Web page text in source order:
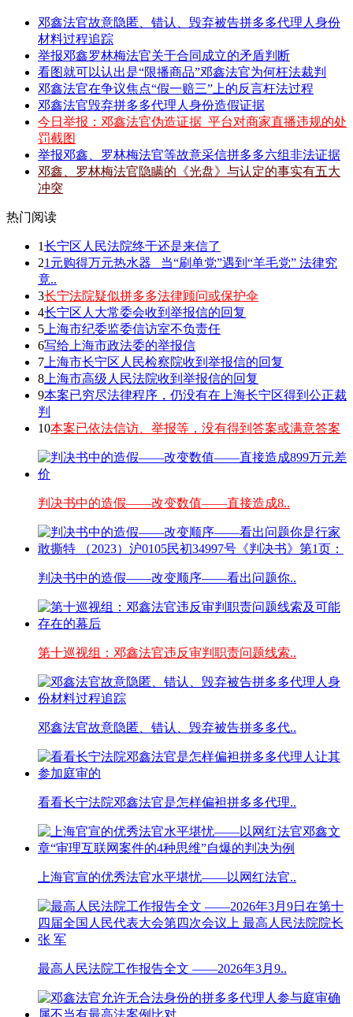
邓鑫法官故意隐匿、错认、毁弃被告拼多多代理人身份
材料过程追踪
举报邓鑫罗林梅法官关于合同成立的矛盾判断
看图就可以认出是“限播商品”邓鑫法官为何枉法裁判
邓鑫法官在争议焦点“假一赔三”上的反言枉法过程
邓鑫法官毁弃拼多多代理人身份造假证据
今日举报：邓鑫法官伪造证据_平台对商家直播违规的处
罚截图
举报邓鑫、罗林梅法官等故意采信拼多多六组非法证据
邓鑫、罗林梅法官隐瞒的《光盘》与认定的事实有五大
冲突
热门阅读
1长宁区人民法院终于还是来信了
21元购得万元热水器 _当“刷单党”遇到“羊毛党” 法律究
竟..
3长宁法院疑似拼多多法律顾问或保护伞
4长宁区人大常委会收到举报信的回复
5 上海市纪委监委信访室不负责任
6写给上海市政法委的举报信
7 上海市长宁区人民检察院收到举报信的回复
8 上海市高级人民法院收到举报信的回复
9本案已穷尽法律程序，仍没有在上海长宁区得到公正裁
判
10本案已依法信访、举报等，没有得到答案或满意答案
判决书中的造假——改变数值——直接造成8..
判决书中的造假——改变顺序——看出问题你..
第十巡视组：邓鑫法官违反审判职责问题线索..
邓鑫法官故意隐匿、错认、毁弃被告拼多多代..
看看长宁法院邓鑫法官是怎样偏袒拼多多代理..
上海官宣的优秀法官水平堪忧——以网红法官..
最高人民法院工作报告全文 ——2026年3月9..